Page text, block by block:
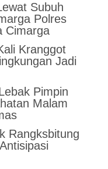
Subuh
Polres
Cimarga
Kranggot
Jadi
Pimpin
Malam
Rangksbitung